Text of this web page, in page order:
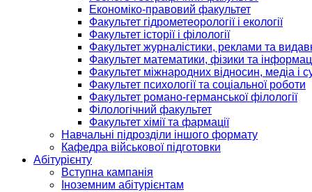
Економіко-правовий факультет
Факультет гідрометеорології і екології
Факультет історії і філології
Факультет журналістики, реклами та
Факультет математики, фізики та
Факультет міжнародних відносин, медіа і
Факультет психології та соціальної роботи
Факультет романо-германської філології
Філологічний факультет
Факультет хімії та фармації
Навчальні підрозділи іншого формату
Кафедра військової підготовки
Абітурієнту
Вступна кампанія
Іноземним абітурієнтам